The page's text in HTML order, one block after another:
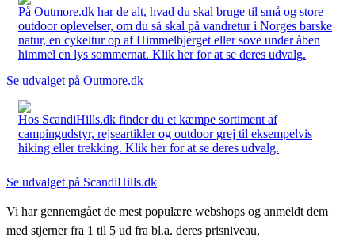
På Outmore.dk har de alt, hvad du skal bruge til små og store
outdoor oplevelser, om du så skal på vandretur i Norges barske
natur, en cykeltur op af Himmelbjerget eller sove under åben
himmel en lys sommernat. Klik her for at se deres udvalg.
Se udvalget på Outmore.dk
Hos ScandiHills.dk finder du et kæmpe sortiment af
campingudstyr, rejseartikler og outdoor grej til eksempelvis
hiking eller trekking. Klik her for at se deres udvalg.
Se udvalget på ScandiHills.dk
Vi har gennemgået de mest populære webshops og anmeldt dem
med stjerner fra 1 til 5 ud fra bl.a. deres prisniveau,